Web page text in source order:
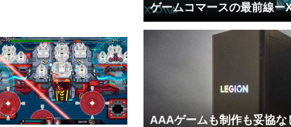
ゲームコマースの最前線ー
AAAゲームも制作も妥協